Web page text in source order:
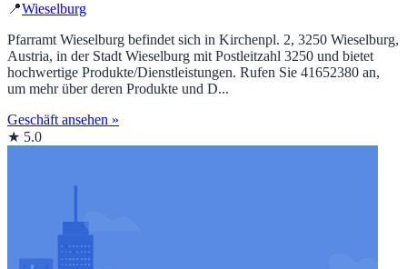
📍Wieselburg
Pfarramt Wieselburg befindet sich in Kirchenpl. 2, 3250 Wieselburg,
Austria, in der Stadt Wieselburg mit Postleitzahl 3250 und bietet
hochwertige Produkte/Dienstleistungen. Rufen Sie 41652380 an,
um mehr über deren Produkte und D...
Geschäft ansehen »
★ 5.0